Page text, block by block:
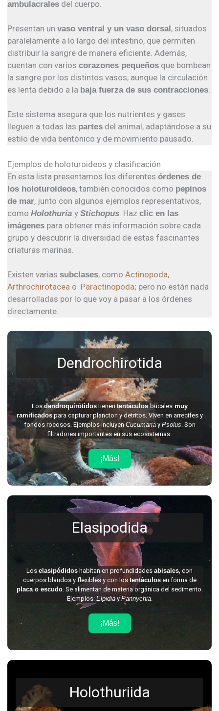
ambulacrales del cuerpo.
Presentan un vaso ventral y un vaso dorsal, situados
paralelamente a lo largo del intestino, que permiten
distribuir la sangre de manera eficiente. Además,
cuentan con varios corazones pequeños que bombean
la sangre por los distintos vasos, aunque la circulación
es lenta debido a la baja fuerza de sus contracciones
Este sistema asegura que los nutrientes y gases
lleguen a todas las partes del animal, adaptándose a su
estilo de vida bentónico y de movimiento pausado.
Ejemplos de holoturoideos y clasificación
En esta lista presentamos los diferentes órdenes de
los holoturoideos, también conocidos como pepinos
de mar, junto con algunos ejemplos representativos,
como Holothuria y Stichopus . Haz clic en las
imágenes para obtener más información sobre cada
grupo y descubrir la diversidad de estas fascinantes
criaturas marinas.
Existen varias subclases, como Actinopoda,
Arthrochirotacea o Paractinopoda; pero no están nada
desarrolladas por lo que voy a pasar a los órdenes
directamente.
Dendrochirotida
Losdendroquirótidostienen tentáculosbucalesmuy
ramificadospara capturar plancton y detritos. Viven en arrecifes y
fondos rocosos. Ejemplos incluyen Cucumariay Psolus . Son
filtradores importantes en sus ecosistemas.
¡Más!
Elasipodida
Los elasipódidos habitan en profundidades abisales , con
cuerpos blandos y flexibles y con los tentáculosen forma de
placa o escudo. Se alimentan de materia orgánica del sedimento.
Ejemplos: ElpidiayPannychia.
¡Más!
Holothuriida